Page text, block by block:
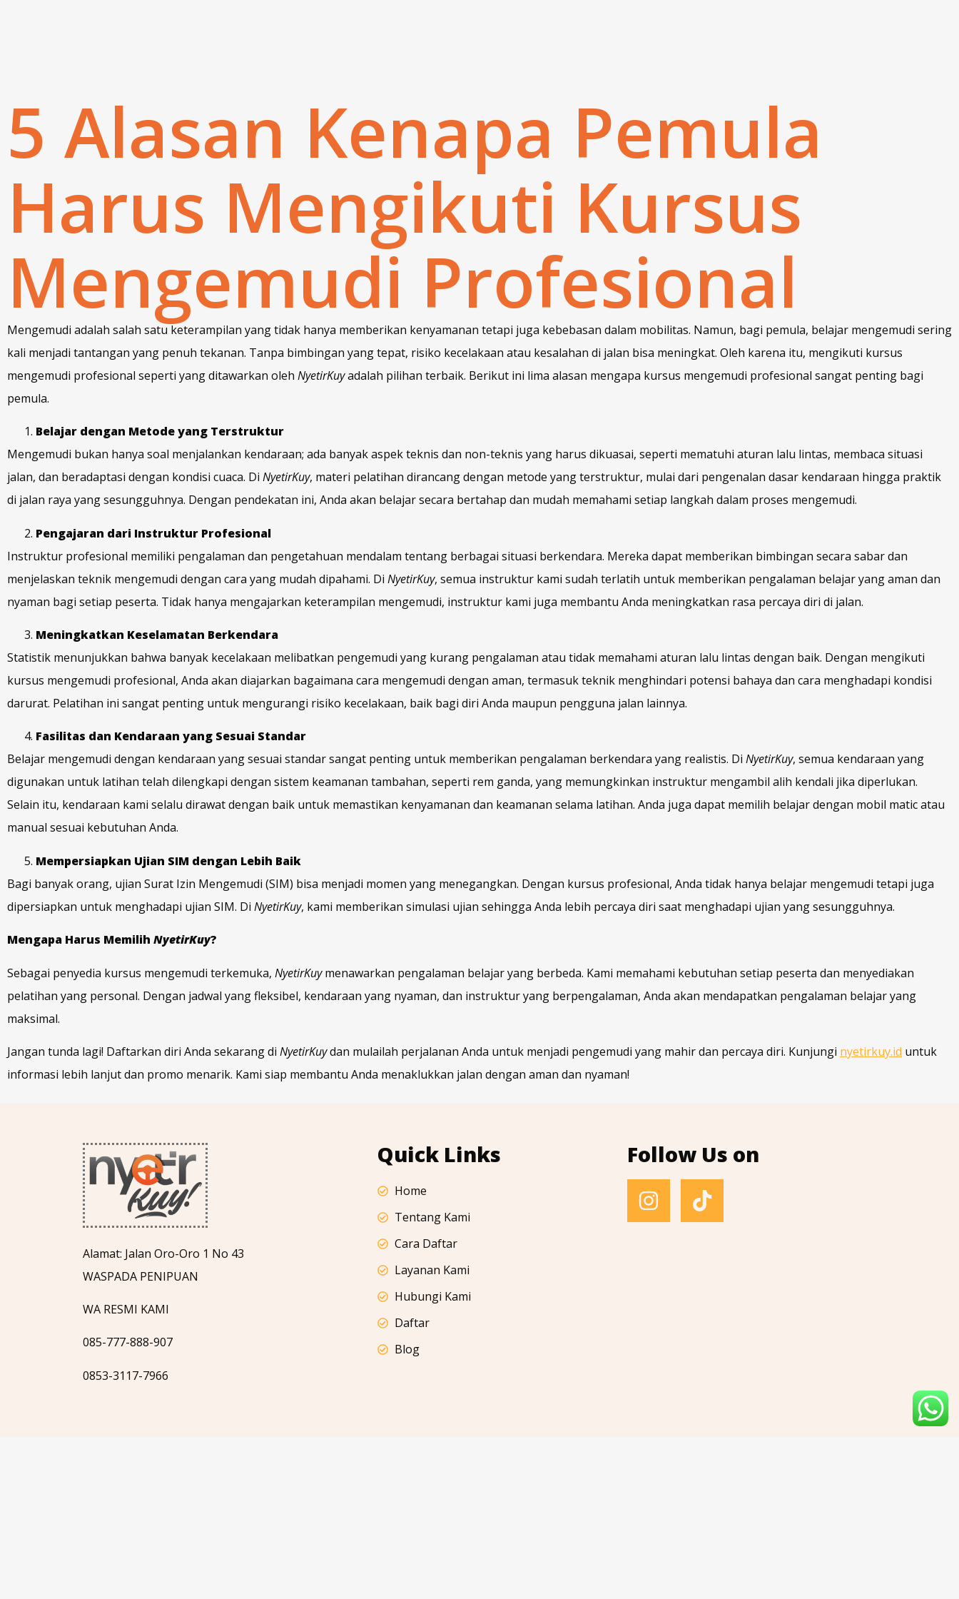
5 Alasan Kenapa Pemula
Harus Mengikuti Kursus
Mengemudi Profesional
Mengemudi adalah salah satu keterampilan yang tidak hanya memberikan kenyamanan tetapi juga kebebasan dalam mobilitas. Namun, bagi pemula, belajar mengemudi sering
kali menjadi tantangan yang penuh tekanan. Tanpa bimbingan yang tepat, risiko kecelakaan atau kesalahan di jalan bisa meningkat. Oleh karena itu, mengikuti kursus
mengemudi profesional seperti yang ditawarkan oleh NyetirKuyadalah pilihan terbaik. Berikut ini lima alasan mengapa kursus mengemudi profesional sangat penting bagi
pemula.
Belajar dengan Metode yang Terstruktur
Mengemudi bukan hanya soal menjalankan kendaraan; ada banyak aspek teknis dan non-teknis yang harus dikuasai, seperti mematuhi aturan lalu lintas, membaca situasi
jalan, dan beradaptasi dengan kondisi cuaca. Di NyetirKuy, materi pelatihan dirancang dengan metode yang terstruktur, mulai dari pengenalan dasar kendaraan hingga praktik
di jalan raya yang sesungguhnya. Dengan pendekatan ini, Anda akan belajar secara bertahap dan mudah memahami setiap langkah dalam proses mengemudi.
Pengajaran dari Instruktur Profesional
Instruktur profesional memiliki pengalaman dan pengetahuan mendalam tentang berbagai situasi berkendara. Mereka dapat memberikan bimbingan secara sabar dan
menjelaskan teknik mengemudi dengan cara yang mudah dipahami. Di NyetirKuy, semua instruktur kami sudah terlatih untuk memberikan pengalaman belajar yang aman dan
nyaman bagi setiap peserta. Tidak hanya mengajarkan keterampilan mengemudi, instruktur kami juga membantu Anda meningkatkan rasa percaya diri di jalan.
Meningkatkan Keselamatan Berkendara
Statistik menunjukkan bahwa banyak kecelakaan melibatkan pengemudi yang kurang pengalaman atau tidak memahami aturan lalu lintas dengan baik. Dengan mengikuti
kursus mengemudi profesional, Anda akan diajarkan bagaimana cara mengemudi dengan aman, termasuk teknik menghindari potensi bahaya dan cara menghadapi kondisi
darurat. Pelatihan ini sangat penting untuk mengurangi risiko kecelakaan, baik bagi diri Anda maupun pengguna jalan lainnya.
Fasilitas dan Kendaraan yang Sesuai Standar
Belajar mengemudi dengan kendaraan yang sesuai standar sangat penting untuk memberikan pengalaman berkendara yang realistis. Di NyetirKuy, semua kendaraan yang
digunakan untuk latihan telah dilengkapi dengan sistem keamanan tambahan, seperti rem ganda, yang memungkinkan instruktur mengambil alih kendali jika diperlukan.
Selain itu, kendaraan kami selalu dirawat dengan baik untuk memastikan kenyamanan dan keamanan selama latihan. Anda juga dapat memilih belajar dengan mobil matic atau
manual sesuai kebutuhan Anda.
Mempersiapkan Ujian SIM dengan Lebih Baik
Bagi banyak orang, ujian Surat Izin Mengemudi (SIM) bisa menjadi momen yang menegangkan. Dengan kursus profesional, Anda tidak hanya belajar mengemudi tetapi juga
dipersiapkan untuk menghadapi ujian SIM. Di NyetirKuy, kami memberikan simulasi ujian sehingga Anda lebih percaya diri saat menghadapi ujian yang sesungguhnya.
Mengapa Harus Memilih NyetirKuy?
Sebagai penyedia kursus mengemudi terkemuka, NyetirKuymenawarkan pengalaman belajar yang berbeda. Kami memahami kebutuhan setiap peserta dan menyediakan
pelatihan yang personal. Dengan jadwal yang fleksibel, kendaraan yang nyaman, dan instruktur yang berpengalaman, Anda akan mendapatkan pengalaman belajar yang
maksimal.
Jangan tunda lagi! Daftarkan diri Anda sekarang di NyetirKuydan mulailah perjalanan Anda untuk menjadi pengemudi yang mahir dan percaya diri. Kunjungi nyetirkuy.id untuk
informasi lebih lanjut dan promo menarik. Kami siap membantu Anda menaklukkan jalan dengan aman dan nyaman!
Alamat: Jalan Oro-Oro 1 No 43
WASPADA PENIPUAN
WA RESMI KAMI
085-777-888-907
0853-3117-7966
Quick Links
Home
Tentang Kami
Cara Daftar
Layanan Kami
Hubungi Kami
Daftar
Blog
Follow Us on